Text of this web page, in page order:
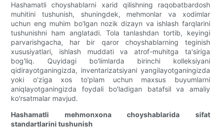
Hashamatli choyshablarni xarid qilishning raqobatbardosh
muhitini tushunish, shuningdek, mehmonlar va xodimlar
uchun eng muhim bo'lgan nozik dizayn va ishlash farqlarini
tushunishni ham anglatadi. Tola tanlashdan tortib, keyingi
parvarishgacha, har bir qaror choyshablarning teginish
xususiyatlari, ishlash muddati va atrof-muhitga ta'siriga
bog'liq. Quyidagi bo'limlarda birinchi kolleksiyani
qidirayotganingizda, inventarizatsiyani yangilayotganingizda
yoki o'ziga xos to'plam uchun maxsus buyumlarni
aniqlayotganingizda foydali bo'ladigan batafsil va amaliy
ko'rsatmalar mavjud.
Hashamatli mehmonxona choyshablarida sifat
standartlarini tushunish